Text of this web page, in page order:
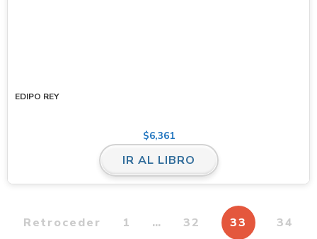
EDIPO REY
$6,361
IR AL LIBRO
Retroceder 1 … 32 33
34